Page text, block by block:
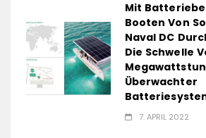
Mit
Booten Von
Naval DC
Die Schwelle
Überwachter
7. APRIL 2022